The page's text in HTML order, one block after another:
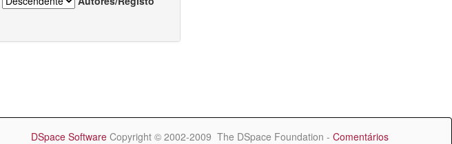
DSpace Software Copyright © 2002-2009 The DSpace Foundation - Comentários